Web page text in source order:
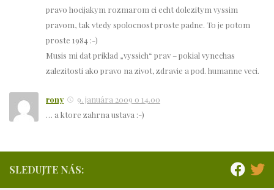
pravo hocijakym rozmarom ci echt dolezitym vyssim
pravom, tak vtedy spolocnost proste padne. To je potom
proste 1984 :-)
Musis mi dat priklad „vyssich“ prav – pokial vynechas
zalezitosti ako pravo na zivot, zdravie a pod. humanne veci.
rony
9. januára 2009 o 14.00
… a ktore zahrna ustava :-)
SLEDUJTE NÁS: